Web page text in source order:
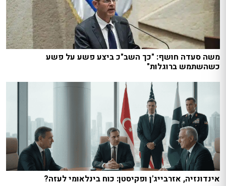
משה סעדה חושף: "כך השב"כ ביצע פשע על פשע
כשהשתמש ברוגלות"
אינדונזיה, אזרבייג'ן ופקיסטן: כוח בינלאומי לעזה?